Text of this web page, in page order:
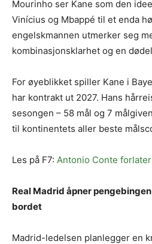
Mourinho ser Kane som den
Vinícius og Mbappé til et enda
engelskmannen utmerker seg
kombinasjonsklarhet og en
For øyeblikket spiller Kane i
har kontrakt ut 2027. Hans
sesongen – 58 mål og 7
til kontinentets aller beste
Les på F7: Antonio Conte
Real Madrid åpner
bordet
Madrid-ledelsen planlegger en